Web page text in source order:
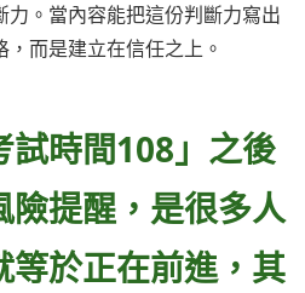
。當內容能把這份判斷力寫出
而是建立在信任之上。
試時間108」之後
險提醒，是很多人
等於正在前進，其